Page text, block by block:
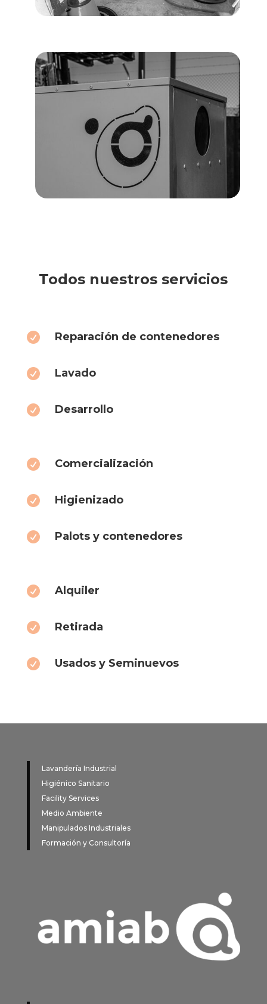
Todos nuestros servicios
 Reparación de contenedores
 Lavado
 Desarrollo
 Comercialización
 Higienizado
 Palots y contenedores
 Alquiler
 Retirada
 Usados y Seminuevos
Lavandería Industrial
Higiénico Sanitario
Facility Services
Medio Ambiente
Manipulados Industriales
Formación y Consultoría